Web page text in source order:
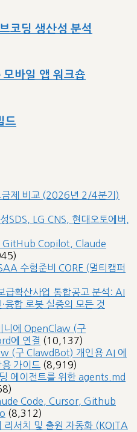
코딩 생산성 분석
바일 앱 워크숍
드
제 비교 (2026년 2/4분기)
SDS, LG CNS, 현대오토에버,
GitHub Copilot, Claude
수험준비 CORE (멀티캠퍼
확산사업 통합공고 분석: AI
융합 로봇 실증의 모든 것
니에 OpenClaw (구
에 연결 (10,137)
(구 ClawdBot) 개인용 AI 에
가이드 (8,919)
에이전트를 위한 agents.md
Code, Cursor, Github
(8,312)
리서치 및 출원 자동화 (KOITA